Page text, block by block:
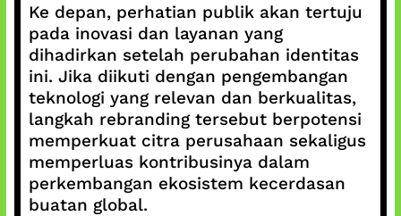
Ke depan, perhatian publik akan tertuju
pada inovasi dan layanan yang
dihadirkan setelah perubahan identitas
ini. Jika diikuti dengan pengembangan
teknologi yang relevan dan berkualitas,
langkah rebranding tersebut berpotensi
memperkuat citra perusahaan sekaligus
memperluas kontribusinya dalam
perkembangan ekosistem kecerdasan
buatan global.